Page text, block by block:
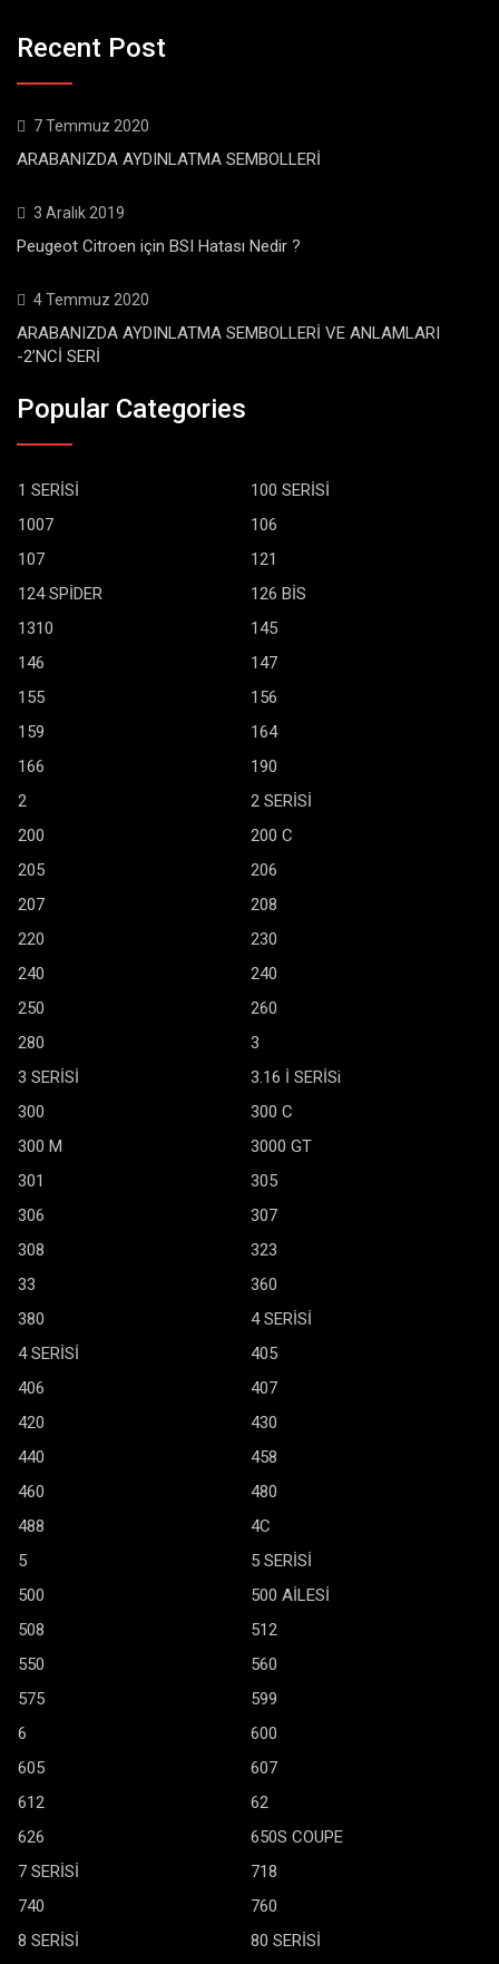
Recent Post
7 Temmuz 2020
ARABANIZDA AYDINLATMA SEMBOLLERİ
3 Aralık 2019
Peugeot Citroen için BSI Hatası Nedir ?
4 Temmuz 2020
ARABANIZDA AYDINLATMA SEMBOLLERİ VE ANLAMLARI
-2’NCİ SERİ
Popular Categories
1 SERİSİ
100 SERİSİ
1007
106
107
121
124 SPİDER
126 BİS
1310
145
146
147
155
156
159
164
166
190
2
2 SERİSİ
200
200 C
205
206
207
208
220
230
240
240
250
260
280
3
3 SERİSİ
3.16 İ SERİSi
300
300 C
300 M
3000 GT
301
305
306
307
308
323
33
360
380
4 SERİSİ
4 SERİSİ
405
406
407
420
430
440
458
460
480
488
4C
5
5 SERİSİ
500
500 AİLESİ
508
512
550
560
575
599
6
600
605
607
612
62
626
650S COUPE
7 SERİSİ
718
740
760
8 SERİSİ
80 SERİSİ